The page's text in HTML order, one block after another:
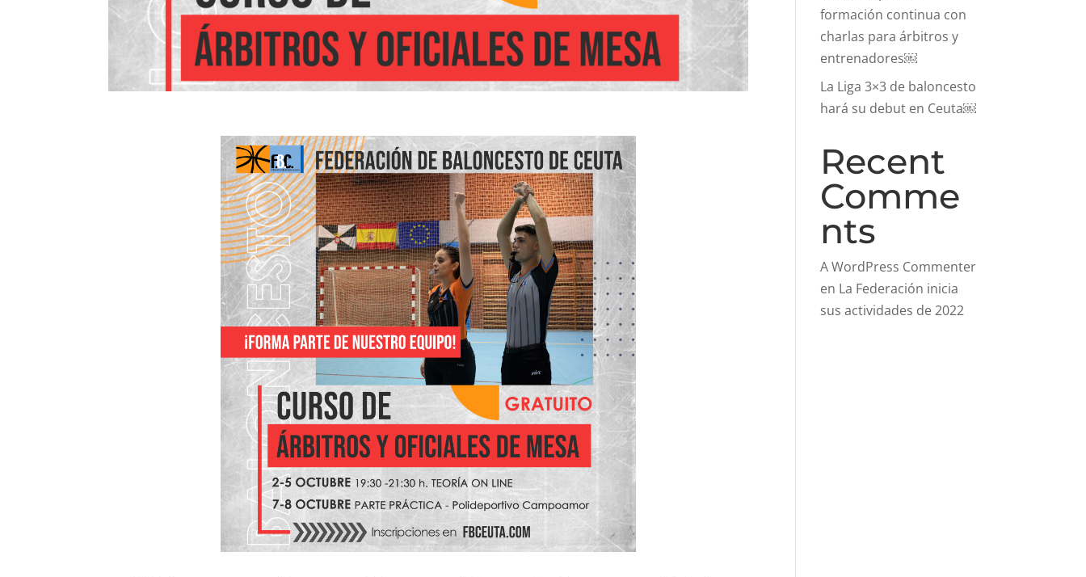
formación continua con
charlas para árbitros y
entrenadores￼
La Liga 3×3 de baloncesto
hará su debut en Ceuta￼
Recent
Comme
nts
A WordPress Commenter
en La Federación inicia
sus actividades de 2022